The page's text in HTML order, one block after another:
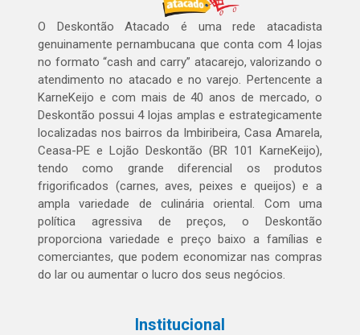
O Deskontão Atacado é uma rede atacadista
genuinamente pernambucana que conta com 4 lojas
no formato “cash and carry” atacarejo, valorizando o
atendimento no atacado e no varejo. Pertencente a
KarneKeijo e com mais de 40 anos de mercado, o
Deskontão possui 4 lojas amplas e estrategicamente
localizadas nos bairros da Imbiribeira, Casa Amarela,
Ceasa-PE e Lojão Deskontão (BR 101 KarneKeijo),
tendo como grande diferencial os produtos
frigorificados (carnes, aves, peixes e queijos) e a
ampla variedade de culinária oriental. Com uma
política agressiva de preços, o Deskontão
proporciona variedade e preço baixo a famílias e
comerciantes, que podem economizar nas compras
do lar ou aumentar o lucro dos seus negócios.
Institucional